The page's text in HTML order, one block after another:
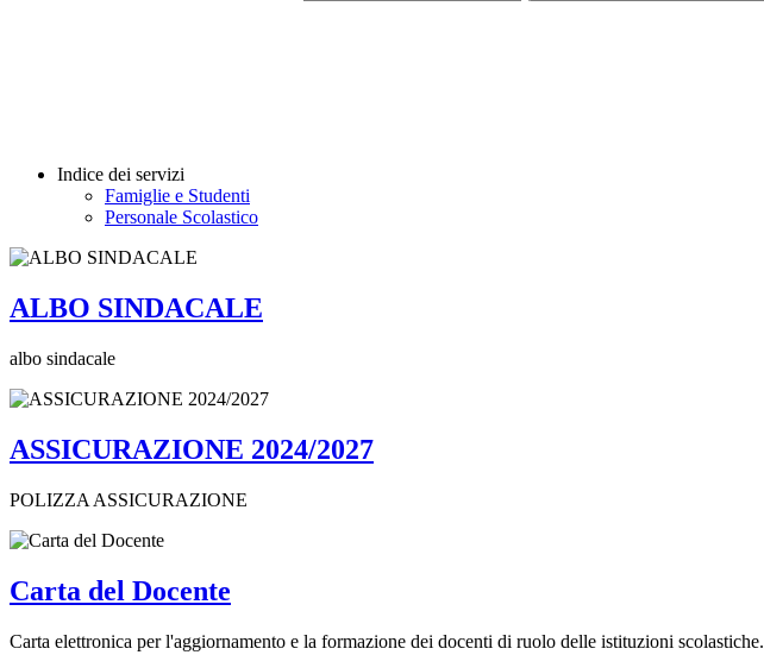
Indice dei servizi
Famiglie e Studenti
Personale Scolastico
ALBO SINDACALE
albo sindacale
ASSICURAZIONE 2024/2027
POLIZZA ASSICURAZIONE
Carta del Docente
Carta elettronica per l'aggiornamento e la formazione dei docenti di ruolo delle istituzioni scolastiche.